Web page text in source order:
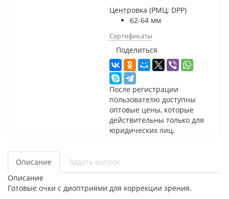
Центровка (РМЦ; DPP)
62-64 мм
Сертификаты
Поделиться
После регистрации
пользователю доступны
оптовые цены, которые
действительны только для
юридических лиц.
Описание
Задать вопрос
Описание
Готовые очки с диоптриями для коррекции зрения.